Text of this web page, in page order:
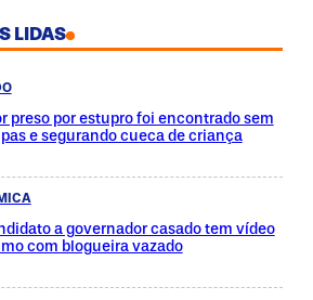
LIDAS
preso por estupro foi encontrado sem
e segurando cueca de criança
a governador casado tem vídeo
com blogueira vazado